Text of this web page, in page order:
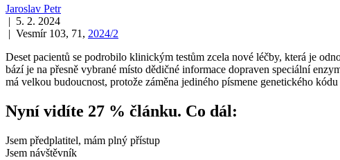
Jaroslav Petr
| 5. 2. 2024
| Vesmír 103, 71, 2024/2
Deset pacientů se podrobilo klinickým testům zcela nové léčby, která je
bází je na přesně vybrané místo dědičné informace dopraven speciální
má velkou budoucnost, protože záměna jediného písmene genetického
Nyní vidíte 27 % článku. Co dál:
Jsem předplatitel, mám plný přístup
Jsem návštěvník